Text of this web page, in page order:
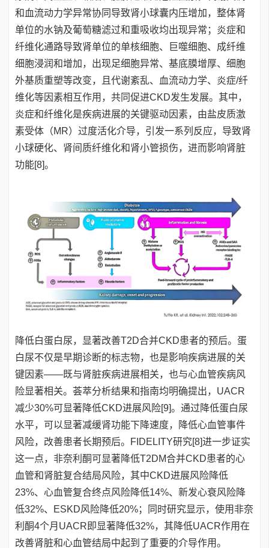
和血流动力学异常协同导致肾小球囊内压增加，整体肾
单位的水钠及葡萄糖滤过和重吸收均出现异常；炎症和
纤维化通路导致肾单位的单核细胞、巨噬细胞、成纤维
细胞浸润和增加，出现足细胞异常、基底膜增厚、细胞
外基质重塑等改变，且代谢紊乱、血流动力学、炎症/纤
维化等因素相互作用，共同促进CKD发生发展。其中，
炎症和纤维化是疾病进展的关键驱动因素，由盐皮质激
素受体（MR）过度活化介导，引发一系列反应，导致肾
小球硬化、肾间质纤维化和肾小管损伤，进而影响肾脏
功能[8]。
降低白蛋白尿，显著改善T2D合并CKD患者的预后。蛋
白尿不仅是早期诊断的标志物，也是影响疾病进展的关
键因素——既与肾脏疾病进展相关，也与心血管疾病风
险显著相关。荟萃分析结果和指南均明确提出，UACR
减少30%可显著降低CKD进展风险[9]。通过降低蛋白尿
水平，可以显著减缓肾功能下降速度，降低心血管事件
风险，改善患者长期预后。FIDELITY研究[8]进一步证实
这一点，非奈利酮可显著降低T2DM合并CKD患者的心
血管和肾脏复合结局风险，其中CKD进展风险降低
23%、心血管复合终点风险降低14%、新发心衰风险降
低32%、ESKD风险降低20%；同时研究显示，使用非奈
利酮4个月UACR即显著降低32%，其降低UACR作用在
改善肾脏和心血管结局中起到了重要的介导作用。